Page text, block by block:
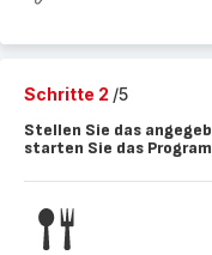
Schritte 2 /5
Stellen Sie das
starten Sie das